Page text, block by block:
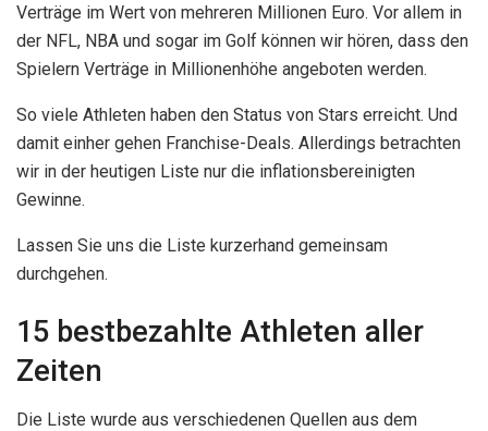
Verträge im Wert von mehreren Millionen Euro. Vor allem in
der NFL, NBA und sogar im Golf können wir hören, dass den
Spielern Verträge in Millionenhöhe angeboten werden.
So viele Athleten haben den Status von Stars erreicht. Und
damit einher gehen Franchise-Deals. Allerdings betrachten
wir in der heutigen Liste nur die inflationsbereinigten
Gewinne.
Lassen Sie uns die Liste kurzerhand gemeinsam
durchgehen.
15 bestbezahlte Athleten aller
Zeiten
Die Liste wurde aus verschiedenen Quellen aus dem